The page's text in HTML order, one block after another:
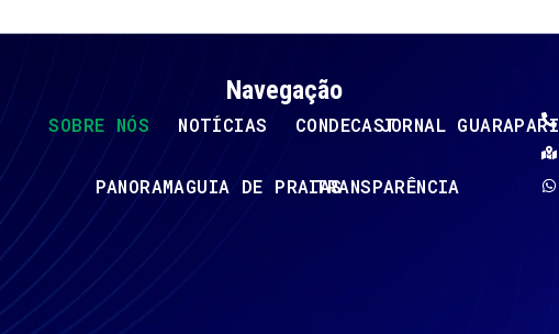
Navegação
SOBRE NÓS NOTÍCIAS CONDECASTJORNAL GUARAPARI
PANORAMAGUIA DE PRAIASTRANSPARÊNCIA